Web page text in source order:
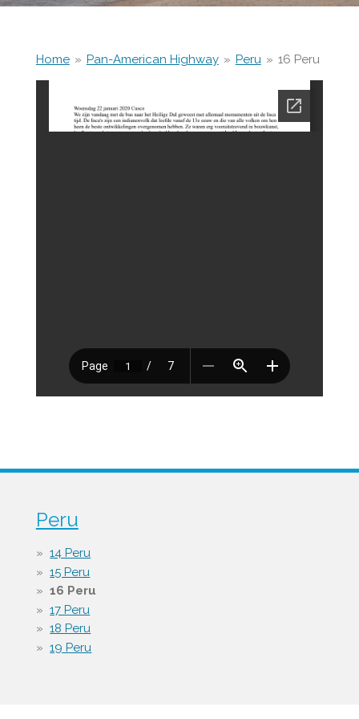
Home » Pan-American Highway » Peru » 16 Peru
Peru
14 Peru
15 Peru
16 Peru
17 Peru
18 Peru
19 Peru